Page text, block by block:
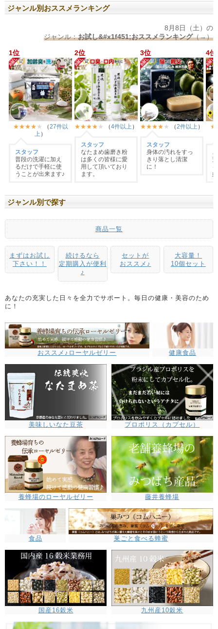
ジャンル別おススメランキング
ジャンル別で探す